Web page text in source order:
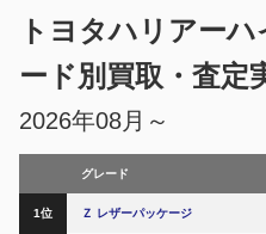
トヨタハリアー
ード別買取・査定
2026年08月～
グレード
1位 Ｚ レザーパッケージ